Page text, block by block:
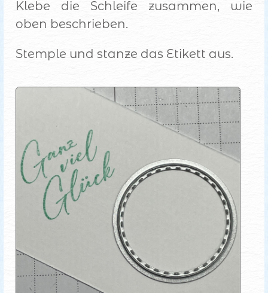
Klebe die Schleife zusammen, wie
oben beschrieben.
Stemple und stanze das Etikett aus.